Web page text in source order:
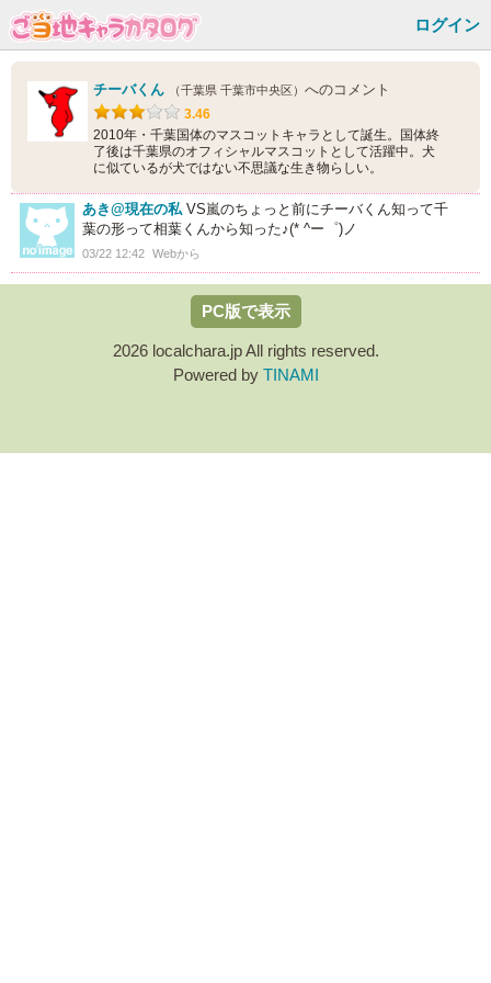
ログイン
チーバくん （千葉県 千葉市中央区） へのコメント
3.46
2010年・千葉国体のマスコットキャラとして誕生。国体終
了後は千葉県のオフィシャルマスコットとして活躍中。犬
に似ているが犬ではない不思議な生き物らしい。
あき@現在の私VS嵐のちょっと前にチーバくん知って千
葉の形って相葉くんから知った♪(* ^ー゜)ノ
03/22 12:42 Webから
PC版で表示
2026 localchara.jp All rights reserved.
Powered by TINAMI